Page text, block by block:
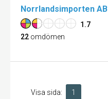
Norrlandsimporten AB
1.7
22 omdömen
Visa sida: 1